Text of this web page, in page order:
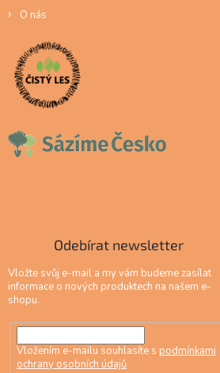
O nás
Odebírat newsletter
Vložte svůj e-mail a my vám budeme zasílat
informace o nových produktech na našem e-
shopu.
Vložením e-mailu souhlasíte s podmínkami
ochrany osobních údajů